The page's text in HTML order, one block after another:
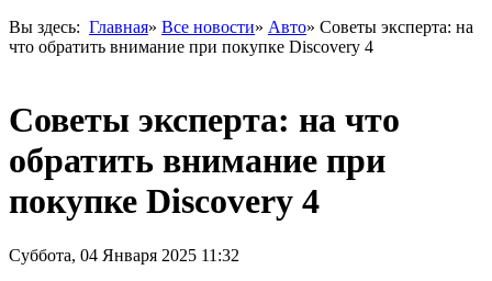
Вы здесь: Главная» Все новости» Авто» Советы эксперта: на
что обратить внимание при покупке Discovery 4
Советы эксперта: на что
обратить внимание при
покупке Discovery 4
Суббота, 04 Января 2025 11:32